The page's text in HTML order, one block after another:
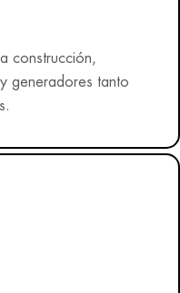
construcción,
generadores tanto